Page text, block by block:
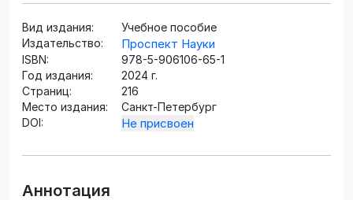
Вид издания:
Учебное пособие
Издательство:
Проспект Науки
ISBN:
978-5-906106-65-1
Год издания:
2024 г.
Страниц:
216
Место издания:
Санкт-Петербург
DOI:
Не присвоен
Аннотация